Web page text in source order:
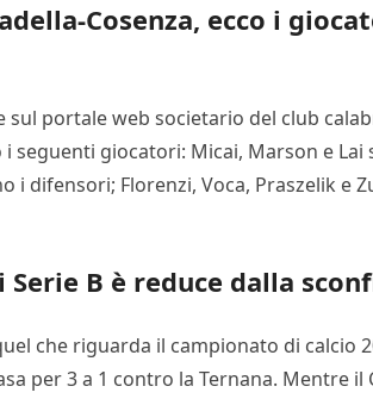
Cosenza, ecco i
portale web societario del club
seguenti giocatori: Micai, Marson e
i difensori; Florenzi, Voca, Praszelik e
B è reduce dalla
che riguarda il campionato di calcio
per 3 a 1 contro la Ternana. Mentre